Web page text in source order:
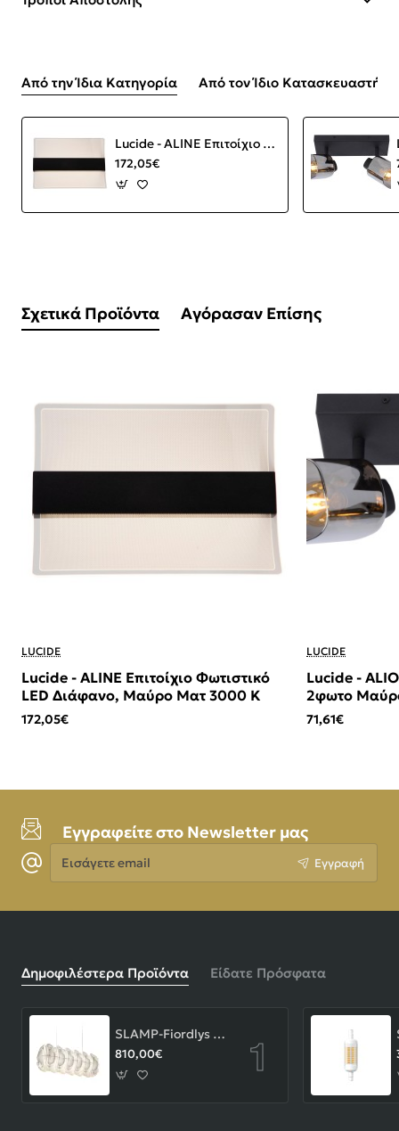
Από την Ίδια Κατηγορία Από τον Ίδιο Κατασκευαστή
Lucide - ALINE Επιτοίχιο Φωτιστικό LED Διάφανο, Μαύρο Ματ 3000 K
172,05€
Σχετικά Προϊόντα Αγόρασαν Επίσης
LUCIDE
Lucide - ALINE Επιτοίχιο Φωτιστικό
LED Διάφανο, Μαύρο Ματ 3000 K
172,05€
LUCIDE
Lucide -
2φωτο
(Smoke)
71,61€
Εγγραφείτε στο Newsletter μας
Εισάγετε
email
Εγγραφή
Δημοφιλέστερα Προϊόντα Είδατε Πρόσφατα
SLAMP-Fiordlys Linear Φωτιστικό Κρεμαστό 90x26x33cm White ΚΩΔ.-FRDSXXLWHT01T00LINEU
810,00€